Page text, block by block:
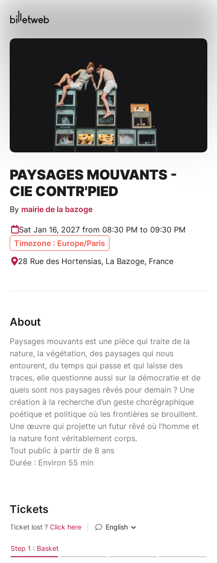
PAYSAGES MOUVANTS -
CIE CONTR'PIED
By mairie de la bazoge
Sat Jan 16, 2027 from 08:30 PM to 09:30 PM
Timezone : Europe/Paris
28 Rue des Hortensias, La Bazoge, France
About
Paysages mouvants est une pièce qui traite de la
nature, la végétation, des paysages qui nous
entourent, du temps qui passe et qui laisse des
traces, elle questionne aussi sur la démocratie et de
quels sont nos paysages rêvés pour demain ? Une
création à la recherche d’un geste chorégraphique
poétique et politique où les frontières se brouillent.
Une œuvre qui projette un futur rêvé où l’homme et
la nature font véritablement corps.
Tout public à partir de 8 ans
Durée : Environ 55 min
Tickets